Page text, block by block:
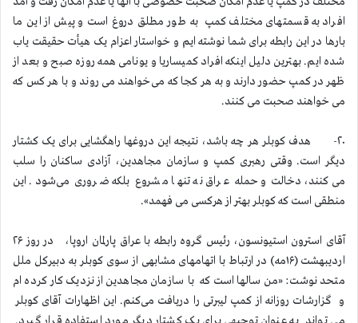
افراد به قسمتهای مختلف کمپ به طور مطلق دروغ است و پیش از این ما
بارها در این رابطه برای شما نوشته ایم و خواستار اعزام یک هیأت حقیقت یاب
شده ایم. بهترین دلیل اینکه افراد کمیساریا و یونامی همه روزه صبح و بعد از
ظهر در کمپ حضور دارند و به هر کجا که می‌خواهند می روند و با هر کس که
می خواهند صحبت می کنند.
۲۰- هدف کوبلر هر چه باشد، نتیجه این دروغها راهگشایی برای یک کشتار
دیگر است. وقتی رهبری کمپ و سازمان مجاهدین، آزادی ساکنان را سلب
می‌کنند، دخالت و حمله عراق نه تنها مشروع بلکه ضروری می‌شود. این
منطقی است که کوبلر بهتر از هرکسی می فهمد».
آقای استرون استیونسون، رئیس گروه رابطه با عراق پارلمان اروپا، در روز ۲۶
اردیبهشت (۱۶مه) در ارتباط با اتهامهای مشابهی از سوی کوبلر به دبیرکل ملل
متحد نوشت: «من سالها است که با سازمان مجاهدین از نزدیک کار کرده ام
و گزارشات روزانه از کمپ لیبرتی را دریافت می‌کنم. این اظهارات آقای کوبلر